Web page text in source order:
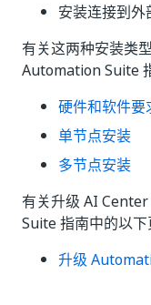
安装连接到
有关这两种安装类
Automation Suite
硬件和软件要
单节点安装
多节点安装
有关升级 AI
Suite 指南中的以下
升级